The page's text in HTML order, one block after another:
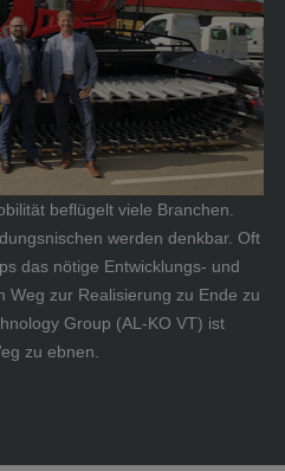
beflügelt viele Branchen.
werden denkbar. Oft
das nötige Entwicklungs- und
Weg zur Realisierung zu Ende zu
Group (AL-KO VT) ist
zu ebnen.